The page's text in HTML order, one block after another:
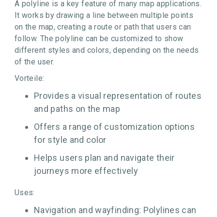
A polyline is a key feature of many map applications.
It works by drawing a line between multiple points
on the map, creating a route or path that users can
follow. The polyline can be customized to show
different styles and colors, depending on the needs
of the user.
Vorteile:
Provides a visual representation of routes
and paths on the map
Offers a range of customization options
for style and color
Helps users plan and navigate their
journeys more effectively
Uses:
Navigation and wayfinding: Polylines can